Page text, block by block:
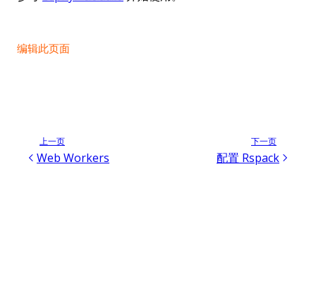
编辑此页面
上一页
Web Workers
下一页
配置 Rspack